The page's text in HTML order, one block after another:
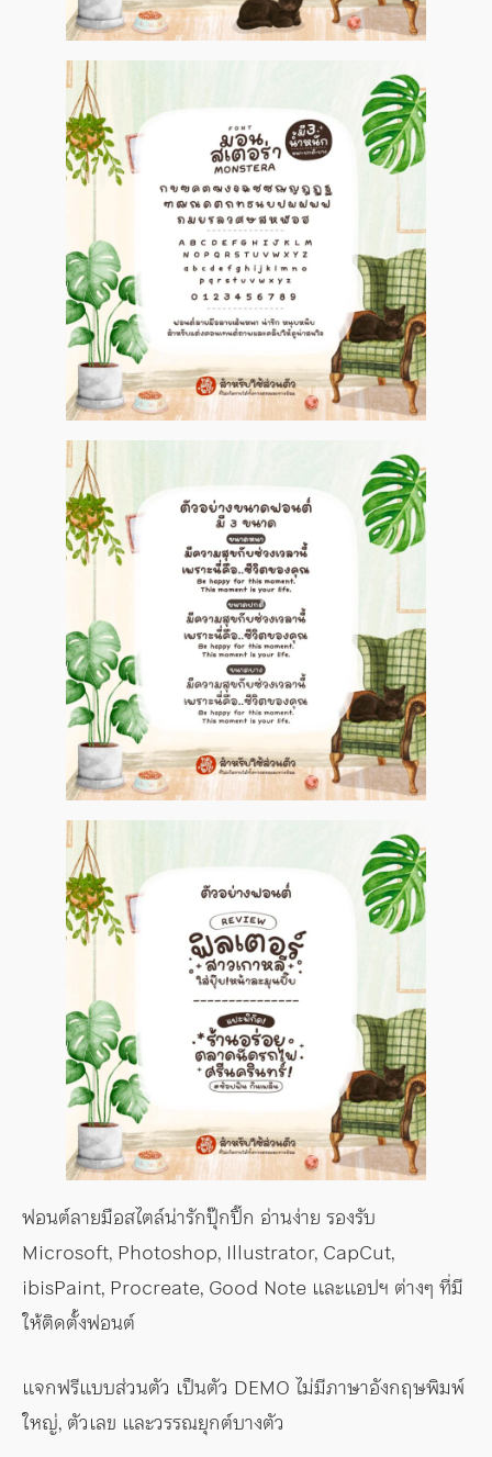
ฟอนต์ลายมือสไตล์น่ารักปุ๊กปิ๊ก อ่านง่าย รองรับ
Microsoft, Photoshop, Illustrator, CapCut,
ibisPaint, Procreate, Good Note และแอปฯ ต่างๆ ที่มี
ให้ติดตั้งฟอนต์
แจกฟรีแบบส่วนตัว เป็นตัว DEMO ไม่มีภาษาอังกฤษพิมพ์
ใหญ่, ตัวเลข และวรรณยุกต์บางตัว